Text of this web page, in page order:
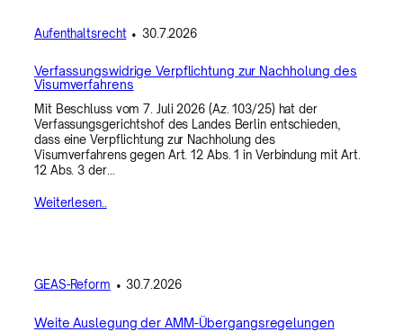
Aufenthaltsrecht• 30.7.2026
Verfassungswidrige Verpflichtung zur Nachholung des
Visumverfahrens
Mit Beschluss vom 7. Juli 2026 (Az. 103/25) hat der
Verfassungsgerichtshof des Landes Berlin entschieden,
dass eine Verpflichtung zur Nachholung des
Visumverfahrens gegen Art. 12 Abs. 1 in Verbindung mit Art.
12 Abs. 3 der…
Weiterlesen..
GEAS-Reform •30.7.2026
Weite Auslegung der AMM-Übergangsregelungen